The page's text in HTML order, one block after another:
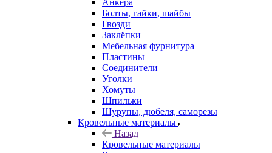
Анкера
Болты, гайки, шайбы
Гвозди
Заклёпки
Мебельная фурнитура
Пластины
Соединители
Уголки
Хомуты
Шпильки
Шурупы, дюбеля, саморезы
Кровельные материалы
Назад
Кровельные материалы